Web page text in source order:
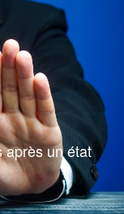
après un état